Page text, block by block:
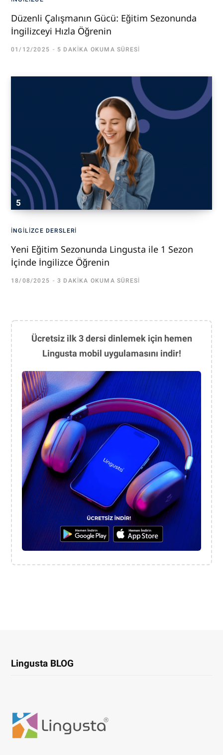
Düzenli Çalışmanın Gücü: Eğitim Sezonunda
İngilizceyi Hızla Öğrenin
01/12/2025 5 DAKIKA OKUMA SÜRESI
İNGILIZCE DERSLERI
Yeni Eğitim Sezonunda Lingusta ile 1 Sezon
İçinde İngilizce Öğrenin
18/08/2025 3 DAKIKA OKUMA SÜRESI
Ücretsiz ilk 3 dersi dinlemek için hemen
Lingusta mobil uygulamasını indir!
Lingusta BLOG